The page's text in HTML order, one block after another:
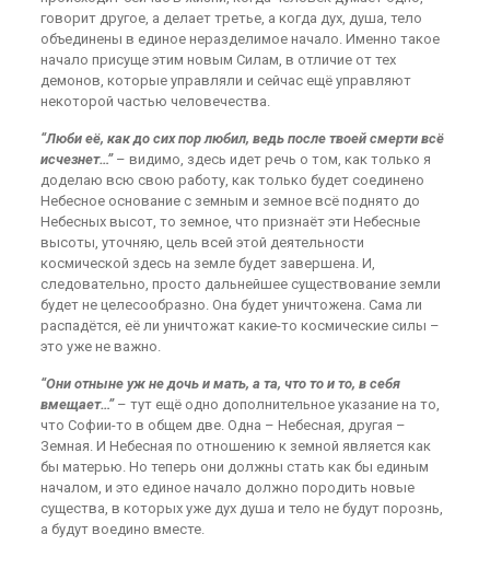
говорит другое, а делает третье, а когда дух, душа, тело
объединены в единое неразделимое начало. Именно такое
начало присуще этим новым Силам, в отличие от тех
демонов, которые управляли и сейчас ещё управляют
некоторой частью человечества.
“Люби её, как до сих пор любил, ведь после твоей смерти всё
исчезнет…”– видимо, здесь идет речь о том, как только я
доделаю всю свою работу, как только будет соединено
Небесное основание с земным и земное всё поднято до
Небесных высот, то земное, что признаёт эти Небесные
высоты, уточняю, цель всей этой деятельности
космической здесь на земле будет завершена. И,
следовательно, просто дальнейшее существование земли
будет не целесообразно. Она будет уничтожена. Сама ли
распадётся, её ли уничтожат какие-то космические силы –
это уже не важно.
“Они отныне уж не дочь и мать, а та, что то и то, в себя
вмещает…”– тут ещё одно дополнительное указание на то,
что Софии-то в общем две. Одна – Небесная, другая –
Земная. И Небесная по отношению к земной является как
бы матерью. Но теперь они должны стать как бы единым
началом, и это единое начало должно породить новые
существа, в которых уже дух душа и тело не будут порознь,
а будут воедино вместе.